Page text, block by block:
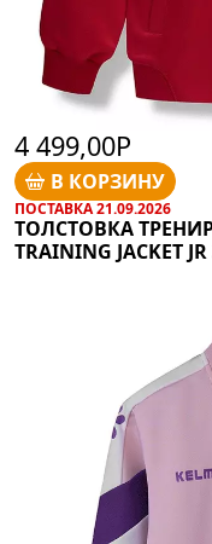
4 499,00Р
В КОРЗИНУ
ПОСТАВКА 21.09.2026
ТОЛСТОВКА
TRAINING JACKET